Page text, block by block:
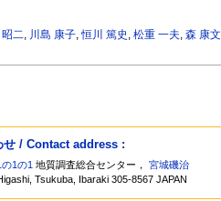
昭二, 川島 康子,恒川 篤史 ,松重 一夫,森 康文
せ / Contact address :
1の1 地質調査総合センター，宮城磯治
Tsukuba, Ibaraki 305-8567 JAPAN